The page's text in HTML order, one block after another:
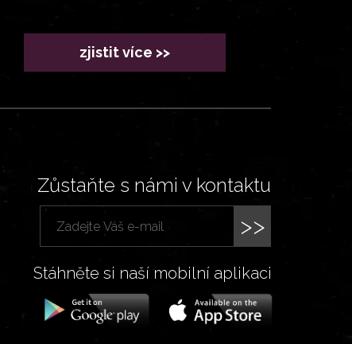
zjistit více >>
Zůstaňte s námi v kontaktu
>>
Stáhněte si naší mobilní aplikaci